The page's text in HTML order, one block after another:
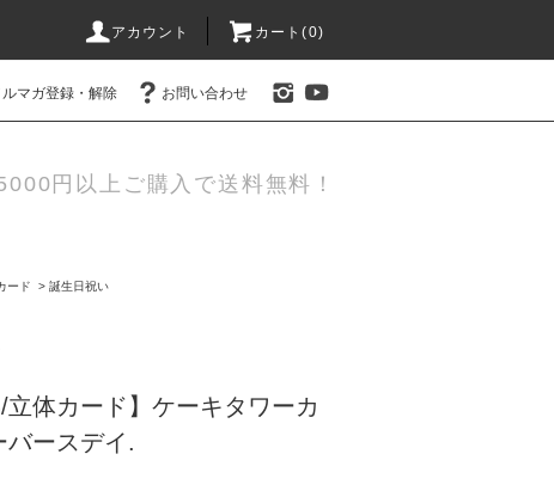
アカウント カート(0)
ルマガ登録・解除 お問い合わせ
円以上ご購入で送料無料！
ード > 誕生日祝い
/立体カード】ケーキタワーカ
バースデイ.